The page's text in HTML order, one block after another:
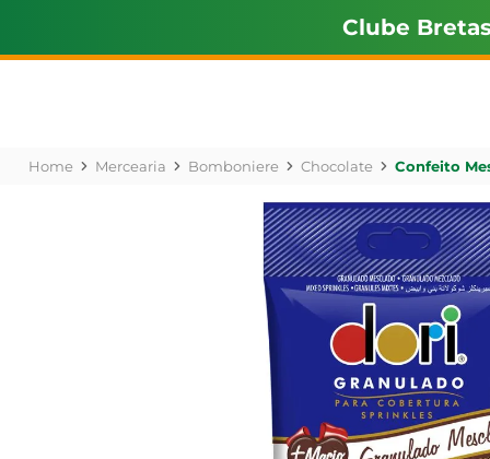
Clube Bretas
Mercearia Bomboniere Chocolate Confeito